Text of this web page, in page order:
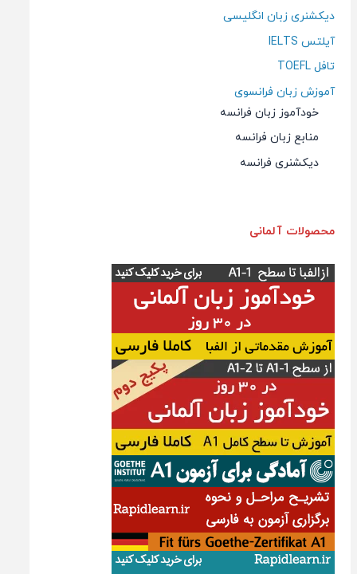
دیکشنری زبان انگلیسی
آیلتس IELTS
تافل TOEFL
آموزش زبان فرانسوی
خودآموز زبان فرانسه
منابع زبان فرانسه
دیکشنری فرانسه
محصولات آلمانی